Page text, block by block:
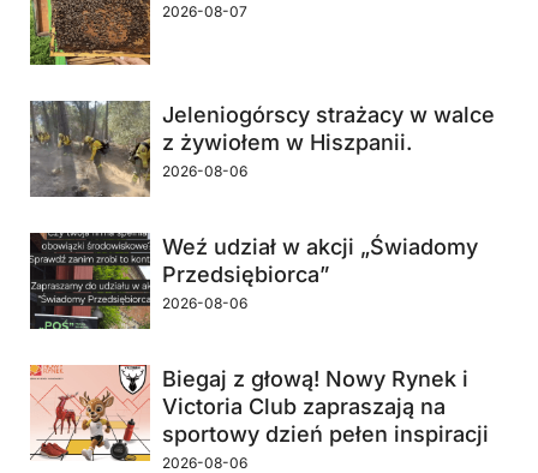
2026-08-07
Jeleniogórscy strażacy w walce
z żywiołem w Hiszpanii.
2026-08-06
Weź udział w akcji „Świadomy
Przedsiębiorca”
2026-08-06
Biegaj z głową! Nowy Rynek i
Victoria Club zapraszają na
sportowy dzień pełen inspiracji
2026-08-06